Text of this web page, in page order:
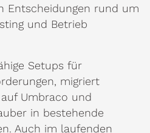
Entscheidungen rund um
und Betrieb
Setups für
migriert
Umbraco und
in bestehende
Auch im laufenden